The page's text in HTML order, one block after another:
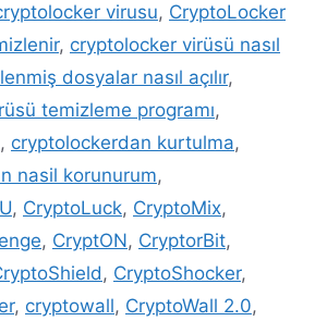
virusu, CryptoLocker
, cryptolocker virüsü nasıl
dosyalar nasıl açılır,
temizleme programı,
, cryptolockerdan kurtulma,
nasil korunurum,
, CryptoLuck, CryptoMix,
, CryptON, CryptorBit,
, CryptoShocker,
, cryptowall, CryptoWall 2.0,